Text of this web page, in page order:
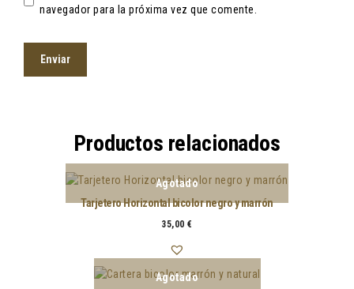
navegador para la próxima vez que comente.
Productos relacionados
Tarjetero Horizontal bicolor negro y marrón
35,00€